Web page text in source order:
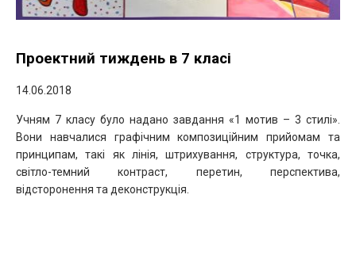
Проектний тиждень в 7 класі
14.06.2018
Учням 7 класу було надано завдання «1 мотив – 3 стилі».
Вони навчалися графічним композиційним прийомам та
принципам, такі як лінія, штрихування, структура, точка,
світло-темний контраст, перетин, перспектива,
відсторонення та деконструкція.